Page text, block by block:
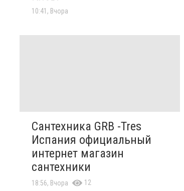
10:41, Вчора
Сантехника GRB -Tres
Испания официальный
интернет магазин
сантехники
18:56, Вчора 12